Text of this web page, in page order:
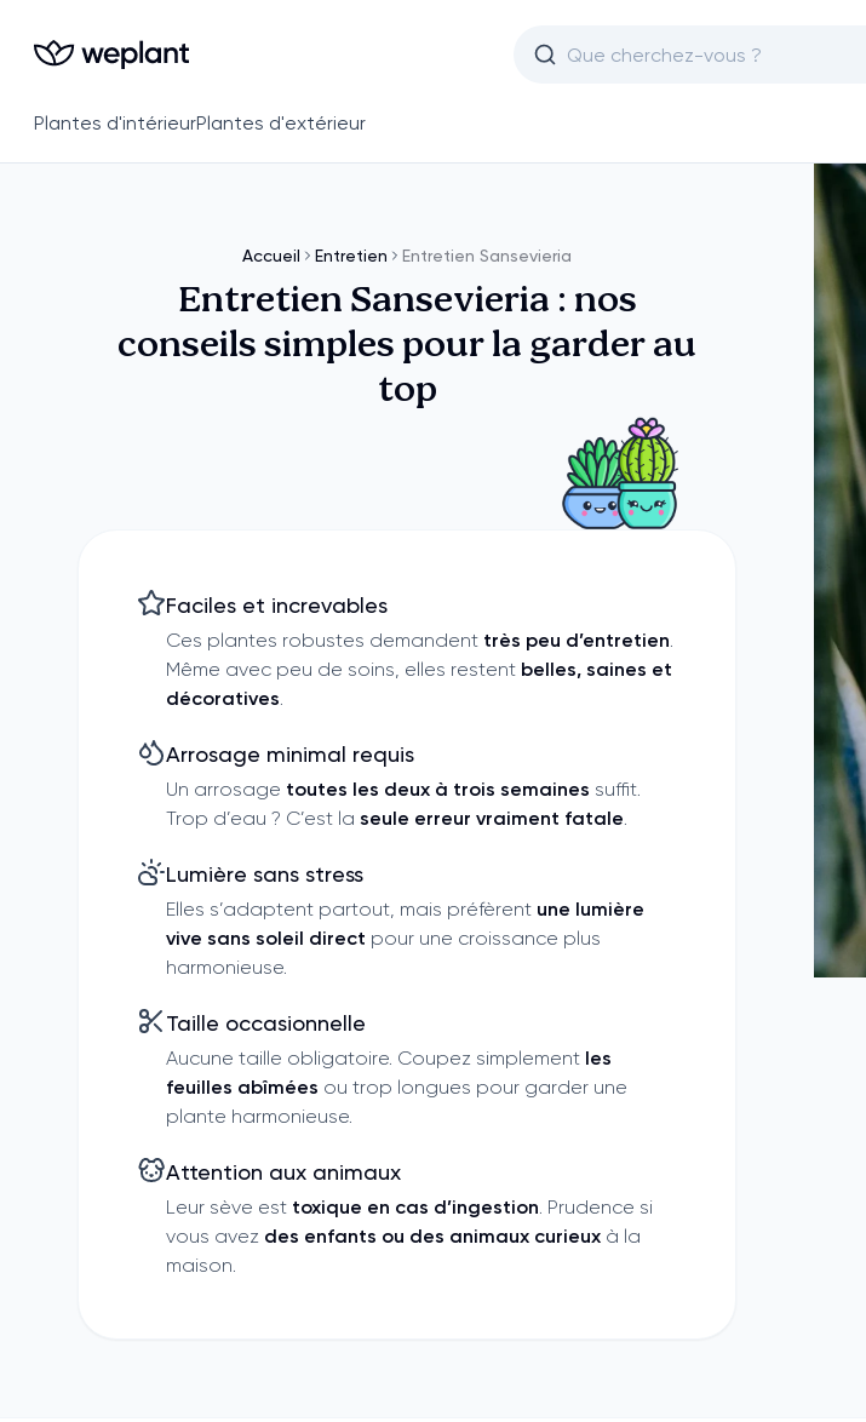
Plantes d'intérieurPlantes d'extérieur
Accueil Entretien Entretien Sansevieria
Entretien Sansevieria : nos
conseils simples pour la garder au
top
Faciles et increvables
Ces plantes robustes demandent très peu d’entretien
Même avec peu de soins, elles restent belles, saines et
décoratives
Arrosage minimal requis
Un arrosage toutes les deux à trois semaines suffit.
Trop d’eau ? C’est la seule erreur vraiment fatale
Lumière sans stress
Elles s’adaptent partout, mais préfèrent une lumière
vive sans soleil direct pour une croissance plus
harmonieuse.
Taille occasionnelle
Aucune taille obligatoire. Coupez simplement les
feuilles abîmées ou trop longues pour garder une
plante harmonieuse.
Attention aux animaux
Leur sève est toxique en cas d’ingestion . Prudence si
vous avez des enfants ou des animaux curieux à la
maison.